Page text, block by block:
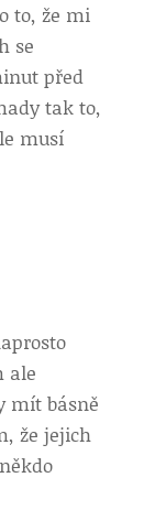
to, že mi
se
před
tak to,
musí
ale
mít básně
že jejich